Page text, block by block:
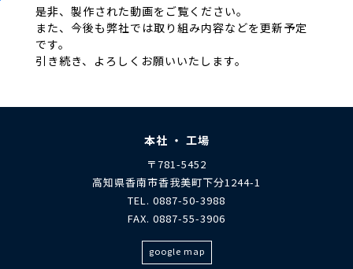
是非、製作された動画をご覧ください。
また、今後も弊社では取り組み内容などを更新予定
です。
引き続き、よろしくお願いいたします。
本社 ・ 工場
〒781-5452
高知県香南市香我美町下分1244-1
TEL. 0887-50-3988
FAX. 0887-55-3906
google map